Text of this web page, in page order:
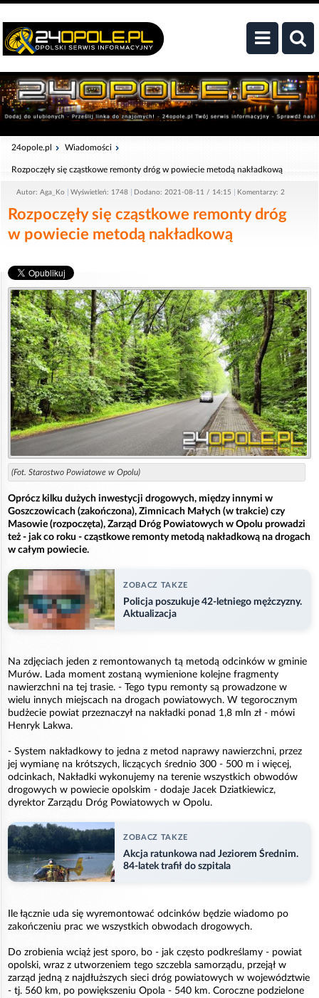
24opole.pl Wiadomości
Rozpoczęły się cząstkowe remonty dróg w powiecie metodą nakładkową
Autor: Aga_Ko Wyświetleń: 1748 Dodano: 2021-08-11 / 14:15 Komentarzy: 2
Rozpoczęły się cząstkowe remonty dróg
w powiecie metodą nakładkową
(Fot. Starostwo Powiatowe w Opolu)
Oprócz kilku dużych inwestycji drogowych, między innymi w
Goszczowicach (zakończona), Zimnicach Małych (w trakcie) czy
Masowie (rozpoczęta), Zarząd Dróg Powiatowych w Opolu prowadzi
też - jak co roku - cząstkowe remonty metodą nakładkową na drogach
w całym powiecie.
ZOBACZ TAKZE
Policja poszukuje 42-letniego mężczyzny.
Aktualizacja
Na zdjęciach jeden z remontowanych tą metodą odcinków w gminie
Murów. Lada moment zostaną wymienione kolejne fragmenty
nawierzchni na tej trasie. - Tego typu remonty są prowadzone w
wielu innych miejscach na drogach powiatowych. W tegorocznym
budżecie powiat przeznaczył na nakładki ponad 1,8 mln zł - mówi
Henryk Lakwa.
- System nakładkowy to jedna z metod naprawy nawierzchni, przez
jej wymianę na krótszych, liczących średnio 300 - 500 m i więcej,
odcinkach, Nakładki wykonujemy na terenie wszystkich obwodów
drogowych w powiecie opolskim - dodaje Jacek Dziatkiewicz,
dyrektor Zarządu Dróg Powiatowych w Opolu.
ZOBACZ TAKZE
Akcja ratunkowa nad Jeziorem Średnim.
84-latek trafił do szpitala
Ile łącznie uda się wyremontować odcinków będzie wiadomo po
zakończeniu prac we wszystkich obwodach drogowych.
Do zrobienia wciąż jest sporo, bo - jak często podkreślamy - powiat
opolski, wraz z utworzeniem tego szczebla samorządu, przejął w
zarząd jedną z najdłuższych sieci dróg powiatowych w województwie
- tj. 560 km, po powiększeniu Opola - 540 km. Coroczne podzielone